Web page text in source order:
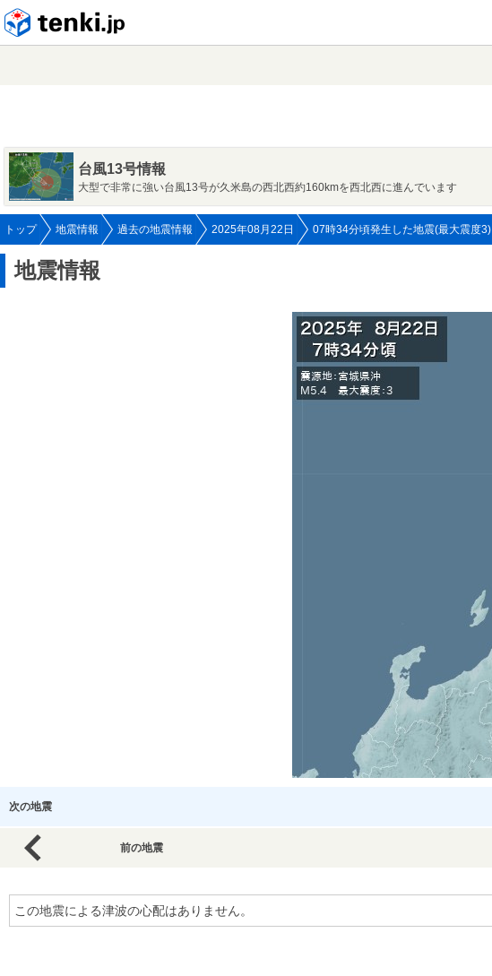
台風13号情報
大型で非常に強い台風13号が久米島の西北西約160kmを西北西に進んでいます
トップ 地震情報 過去の地震情報 2025年08月22日 07時34分頃発生した地震(最大震度3)
地震情報
次の地震
前の地震
この地震による津波の心配はありません。